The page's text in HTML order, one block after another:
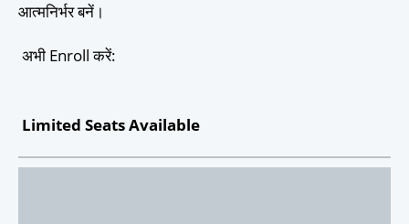
आत्मनिर्भर बनें।
अभी Enroll करें:
Limited Seats Available